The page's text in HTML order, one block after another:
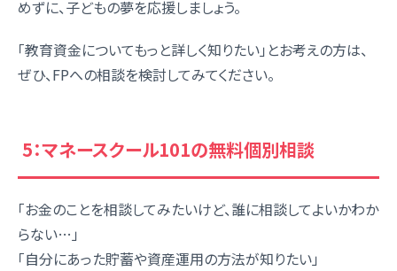
めずに、子どもの夢を応援しましょう。
「教育資金についてもっと詳しく知りたい」とお考えの方は、
ぜひ、FPへの相談を検討してみてください。
5：マネースクール101の無料個別相談
「お金のことを相談してみたいけど、誰に相談してよいかわか
らない…」
「自分にあった貯蓄や資産運用の方法が知りたい」